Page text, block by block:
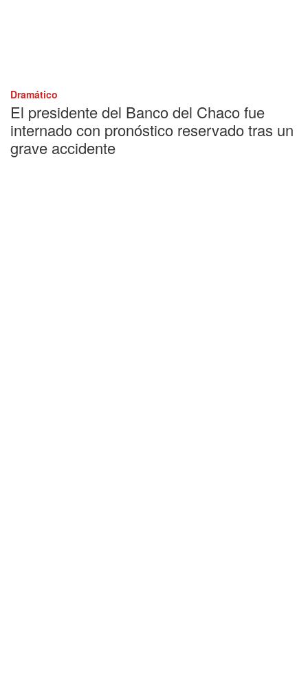
Dramático
El presidente del Banco del Chaco fue
internado con pronóstico reservado tras un
grave accidente